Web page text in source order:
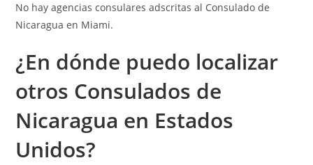
No hay agencias consulares adscritas al Consulado de
Nicaragua en Miami.
¿En dónde puedo localizar
otros Consulados de
Nicaragua en Estados
Unidos?